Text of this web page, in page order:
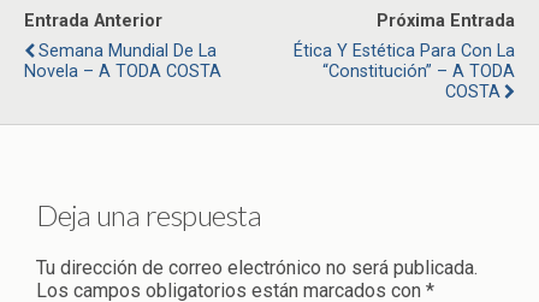
Entrada Anterior
Semana Mundial De La
Novela – A TODA COSTA
Próxima Entrada
Ética Y Estética Para Con La
“Constitución” – A TODA
COSTA
Deja una respuesta
Tu dirección de correo electrónico no será publicada.
Los campos obligatorios están marcados con *